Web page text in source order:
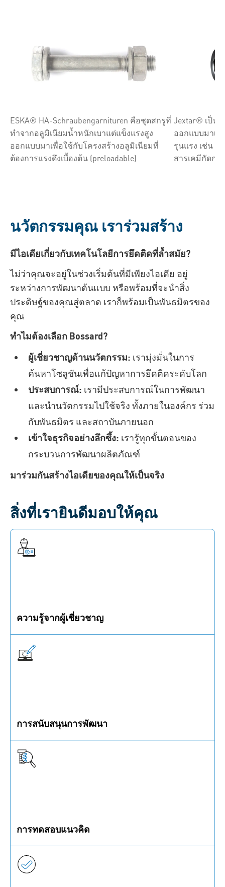
ESKA® HA-Schraubengarnituren คือชุดสกรูที่
ทำจากอลูมิเนียมน้ำหนักเบาแต่แข็งแรงสูง
ออกแบบมาเพื่อใช้กับโครงสร้างอลูมิเนียมที่
ต้องการแรงดึงเบื้องต้น (preloadable)
Jextar® เป็นตั
ออกแบบมาเ
รุนแรง เช่น
สารเคมีกัดกร่
นวัตกรรมคุณ เราร่วมสร้าง
มีไอเดียเกี่ยวกับเทคโนโลยีการยึดติดที่ล้ำสมัย?
ไม่ว่าคุณจะอยู่ในช่วงเริ่มต้นที่มีเพียงไอเดีย อยู่
ระหว่างการพัฒนาต้นแบบ หรือพร้อมที่จะนำสิ่ง
ประดิษฐ์ของคุณสู่ตลาด เราก็พร้อมเป็นพันธมิตรของ
คุณ
ทำไมต้องเลือก Bossard?
ผู้เชี่ยวชาญด้านนวัตกรรม: เรามุ่งมั่นในการ
ค้นหาโซลูชันเพื่อแก้ปัญหาการยึดติดระดับโลก
ประสบการณ์: เรามีประสบการณ์ในการพัฒนา
และนำนวัตกรรมไปใช้จริง ทั้งภายในองค์กร ร่วม
กับพันธมิตร และสถาบันภายนอก
เข้าใจธุรกิจอย่างลึกซึ้ง: เรารู้ทุกขั้นตอนของ
กระบวนการพัฒนาผลิตภัณฑ์
มาร่วมกันสร้างไอเดียของคุณให้เป็นจริง
สิ่งที่เรายินดีมอบให้คุณ
ความรู้จากผู้เชี่ยวชาญ
เรา
การสนับสนุนการพัฒนา
การทดสอบแนวคิด
กำหนดที่จำเป็น